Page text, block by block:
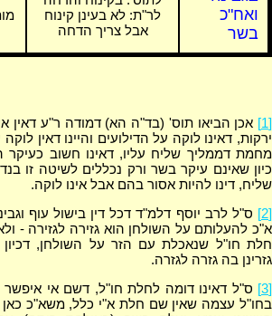
ואח"כ
בשר
לר"ת: לא בעינן קינוח
אבל צריך הדחה
[1]
אכן הביאו תוס' (בד"ה הא) דמודה ר"ע דאין
ירקות, דאינו לוקה על הדילועים והיינו דאין
מחמת דממליך שליח עליו, דאינו חשוב כעיקר
כיון שאינם עיקר בשר ורק נכללים לשיטה זו
שליח, דינו להיות אסור בהם אבל אינו לוקה.
[2]
ס"ל לרב יוסף דלמ"ד דכל דין בישול עוף
א"כ להעלותם על השולחן הוא גזירה לגזירה - ולא
חלת חו"ל שנאכלת עם הזר על השולחן,
גזרינן בה גזרה לגזרה.
[3]
ס"ל דאינו דומה לחלת חו"ל, דשם אי איפשר
בחו"ל עצמה שאין שם חלת א"י כלל, משא"כ כאן